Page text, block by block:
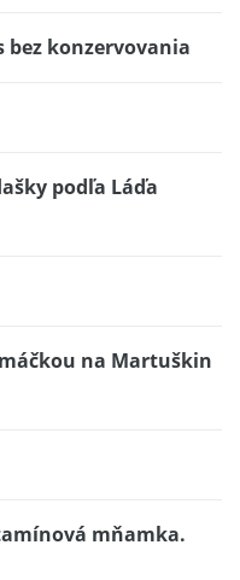
bez konzervovania
podľa Láďa
na Martuškin
mňamka.